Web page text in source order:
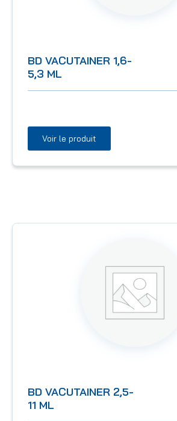
BD VACUTAINER 1,6-
5,3 ML
Voir le produit
BD VACUTAINER 2,5-
11 ML